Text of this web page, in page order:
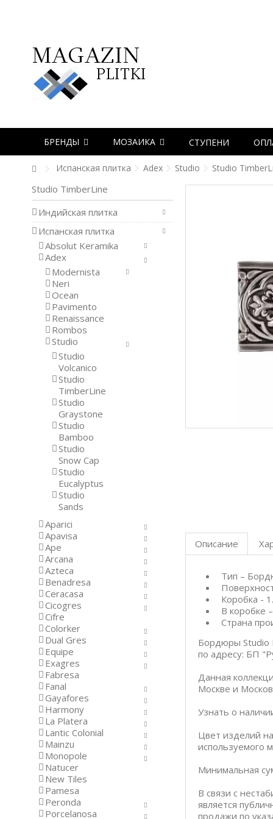
БРЕНДЫ МОЗАИКА СТУПЕНИ
Испанская плитка Adex Studio Studio
Описание
Тип –
Коробка -
В коробке
Страна
Бордюры Studio
по адресу: БП
Данная
Москве и
Узнать о
Цвет изделий
используемого
Минимальная
В связи с
является
продажи по
Studio TimberLine
Индийская плитка
Испанская плитка
Absolut Keramika
Adex
Modernista
Neri
Ocean
Pavimento
Renaissance
Rombos
Studio
Studio
Volcanico
Studio
TimberLine
Studio
Graystone
Studio
Bamboo
Studio
Snow Cap
Studio
Eucalyptus
Studio
Sands
Aparici
Apavisa
Ape
Arcana
Azteca
Benadresa
Ceracasa
Cicogres
Cifre
Colorker
Dual Gres
Equipe
Exagres
Fabresa
Fanal
Gayafores
Harmony
La Platera
Lantic Colonial
Mainzu
Monopole
Natucer
New Tiles
Pamesa
Peronda
Porcelanosa